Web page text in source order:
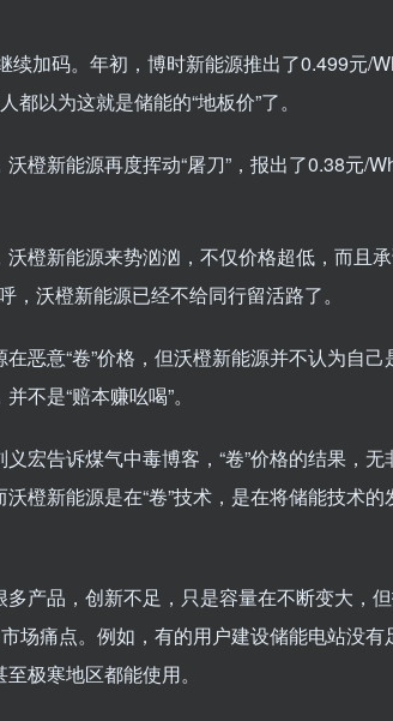
续加码。年初，博时新能源推出了0.499元/
都以为这就是储能的“地板价”了。
橙新能源再度挥动“屠刀”，报出了0.38元/
橙新能源来势汹汹，不仅价格超低，而且
，沃橙新能源已经不给同行留活路了。
恶意“卷”价格，但沃橙新能源并不认为自
不是“赔本赚吆喝”。
宏告诉煤气中毒博客，“卷”价格的结果，
橙新能源是在“卷”技术，是在将储能技术
产品，创新不足，只是容量在不断变大，
场痛点。例如，有的用户建设储能电站没
极寒地区都能使用。